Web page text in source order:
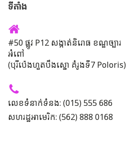
ទីតាំង
#50 ផ្លូវ P12 សង្កាត់និរោធ ខណ្ឌច្បារ
អំពៅ
(បុរីប៉េងហួតបឹងស្នោ គំរូងទី7 Poloris)
លេខទំនាក់ទំនង: (015) 555 686
សហរដ្ឋអាមេរិក: (562) 888 0168